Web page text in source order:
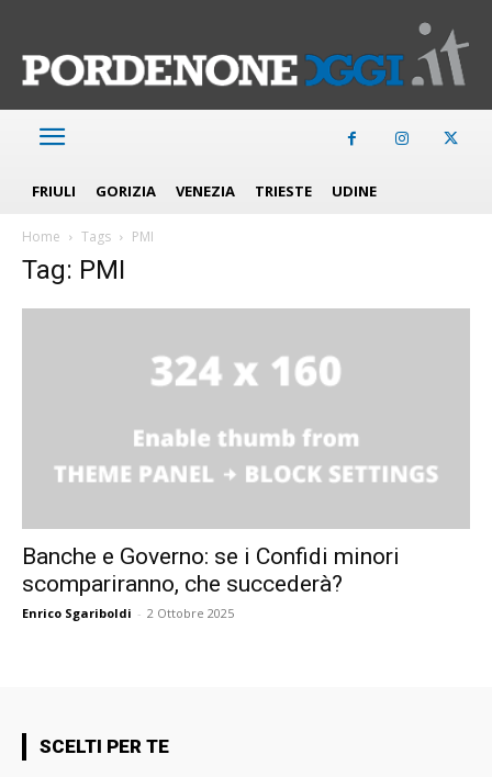
FRIULI GORIZIA VENEZIA TRIESTE UDINE
Home Tags PMI
Tag: PMI
Banche e Governo: se i Confidi minori
scompariranno, che succederà?
Enrico Sgariboldi - 2 Ottobre 2025
SCELTI PER TE